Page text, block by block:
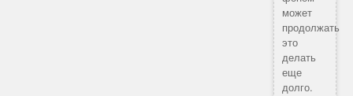
может
продолжать
это
делать
еще
долго.